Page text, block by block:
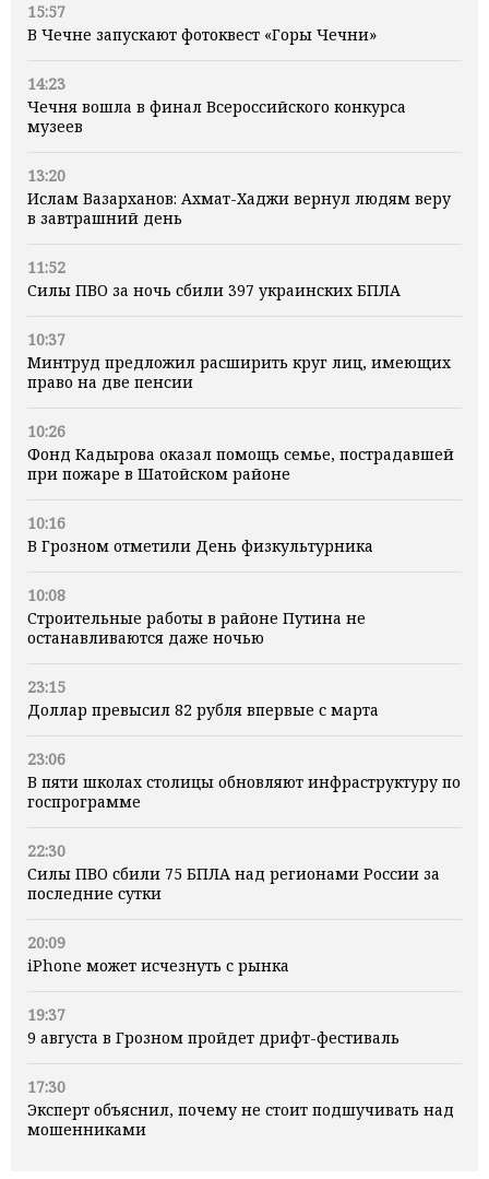
15:57
В Чечне запускают фотоквест «Горы Чечни»
14:23
Чечня вошла в финал Всероссийского конкурса
музеев
13:20
Ислам Вазарханов: Ахмат-Хаджи вернул людям веру
в завтрашний день
11:52
Силы ПВО за ночь сбили 397 украинских БПЛА
10:37
Минтруд предложил расширить круг лиц, имеющих
право на две пенсии
10:26
Фонд Кадырова оказал помощь семье, пострадавшей
при пожаре в Шатойском районе
10:16
В Грозном отметили День физкультурника
10:08
Строительные работы в районе Путина не
останавливаются даже ночью
23:15
Доллар превысил 82 рубля впервые с марта
23:06
В пяти школах столицы обновляют инфраструктуру по
госпрограмме
22:30
Силы ПВО сбили 75 БПЛА над регионами России за
последние сутки
20:09
iPhone может исчезнуть с рынка
19:37
9 августа в Грозном пройдет дрифт-фестиваль
17:30
Эксперт объяснил, почему не стоит подшучивать над
мошенниками